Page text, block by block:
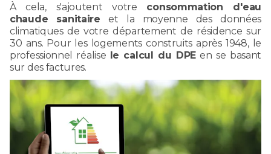
À cela, s'ajoutent votre consommation d'eau
chaude sanitaire et la moyenne des données
climatiques de votre département de résidence sur
30 ans. Pour les logements construits après 1948, le
professionnel réalise le calcul du DPEen se basant
sur des factures.